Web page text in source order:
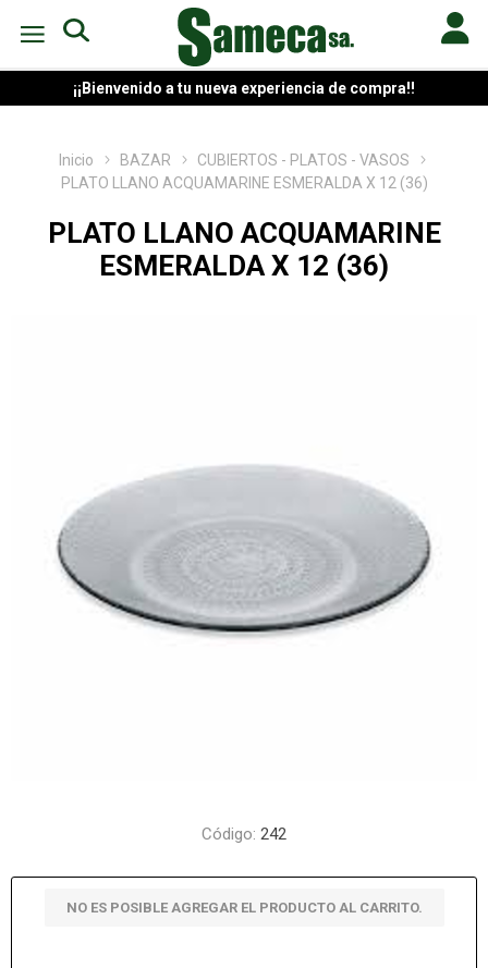
¡¡Bienvenido a tu nueva experiencia de compra!!
Inicio BAZAR
CUBIERTOS - PLATOS - VASOS
PLATO LLANO ACQUAMARINE ESMERALDA X 12 (36)
PLATO LLANO ACQUAMARINE
ESMERALDA X 12 (36)
Código: 242
NO ES POSIBLE AGREGAR EL PRODUCTO AL CARRITO.